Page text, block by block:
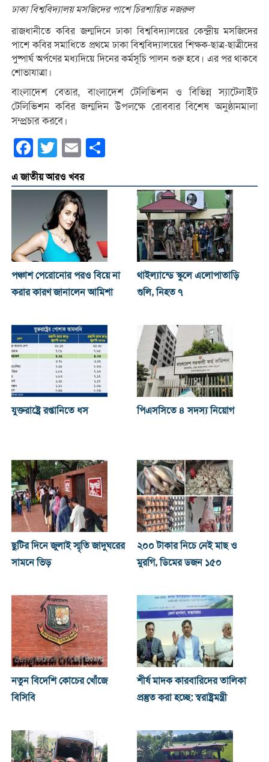
ঢাকা বিশ্ববিদ্যালয় মসজিদের পাশে চিরশায়িত নজরুল
রাজধানীতে কবির জন্মদিনে ঢাকা বিশ্ববিদ্যালয়ের কেন্দ্রীয় মসজিদের
পাশে কবির সমাধিতে প্রথমে ঢাকা বিশ্ববিদ্যালয়ের শিক্ষক-ছাত্র-ছাত্রীদের
পুষ্পার্ঘ অর্পণের মধ্যদিয়ে দিনের কর্মসূচি পালন শুরু হবে। এর পর থাকবে
শোভাযাত্রা।
বাংলাদেশ বেতার, বাংলাদেশ টেলিভিশন ও বিভিন্ন স্যাটেলাইট
টেলিভিশন কবির জন্মদিন উপলক্ষে রোববার বিশেষ অনুষ্ঠানমালা
সম্প্রচার করবে।
Facebook
Twitter Email
এ জাতীয় আরও খবর
পঞ্চাশ পেরোনোর পরও বিয়ে না
করার কারণ জানালেন আমিশা
থাইল্যান্ডে স্কুলে এলোপাতাড়ি
গুলি, নিহত ৭
যুক্তরাষ্ট্রে রপ্তানিতে ধস পিএসসিতে ৪ সদস্য নিয়োগ
ছুটির দিনে জুলাই স্মৃতি জাদুঘরের
সামনে ভিড়
২০০ টাকার নিচে নেই মাছ ও
মুরগি, ডিমের ডজন ১৫০
নতুন বিদেশি কোচের খোঁজে
বিসিবি
শীর্ষ মাদক কারবারিদের তালিকা
প্রস্তুত করা হচ্ছে: স্বরাষ্ট্রমন্ত্রী